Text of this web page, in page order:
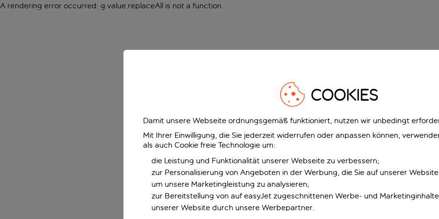
A rendering error occurred: g.value.replaceAll is not a function.
COOKIES
Damit unsere Webseite ordnungsgemäß funktioniert, nutzen wir unbedingt
Mit Ihrer Einwilligung, die Sie jederzeit widerrufen oder anpassen können,
als auch Cookie freie Technologie um:
die Leistung und Funktionalität unserer Webseite zu verbessern;
zur Personalisierung von Angeboten in der Werbung, die Sie auf unserer
um unsere Marketingleistung zu analysieren;
zur Bereitstellung von auf easyJet zugeschnittenen Werbe- und
unserer Website durch unsere Werbepartner.